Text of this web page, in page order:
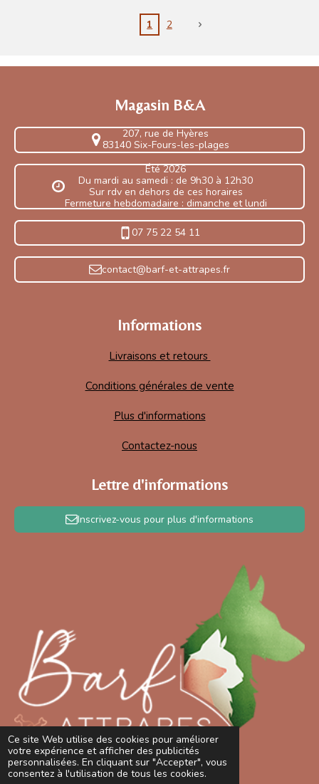
Ce site Web utilise des cookies pour améliorer
votre expérience et afficher des publicités
personnalisées. En cliquant sur "Accepter", vous
consentez à l'utilisation de tous les cookies.
1 2
Magasin B&A
207, rue de Hyères
83140 Six-Fours-les-plages
Été 2026
Du mardi au samedi : de 9h30 à 12h30
Sur rdv en dehors de ces horaires
Fermeture hebdomadaire : dimanche et lundi
07 75 22 54 11
contact@barf-et-attrapes.fr
Informations
Livraisons et retours
Conditions générales de vente
Plus d'informations
Contactez-nous
Lettre d'informations
Inscrivez-vous pour plus d'informations